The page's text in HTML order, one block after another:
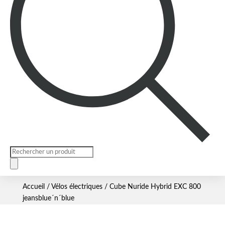
Recherche
Accueil / Vélos électriques/ Cube Nuride Hybrid EXC 800
jeansblue´n´blue